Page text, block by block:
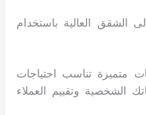
الشقق العالية باستخدام
تناسب احتياجات
الشخصية وتقييم العملاء